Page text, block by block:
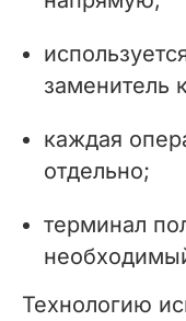
заменитель
каждая
отдельно;
терминал
Технологию